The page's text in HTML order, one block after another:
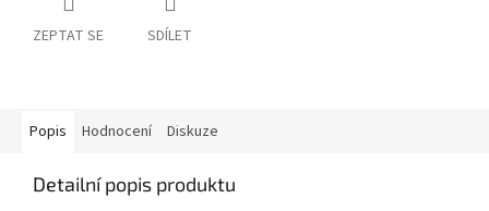
ZEPTAT SE SDÍLET
Popis Hodnocení Diskuze
Detailní popis produktu